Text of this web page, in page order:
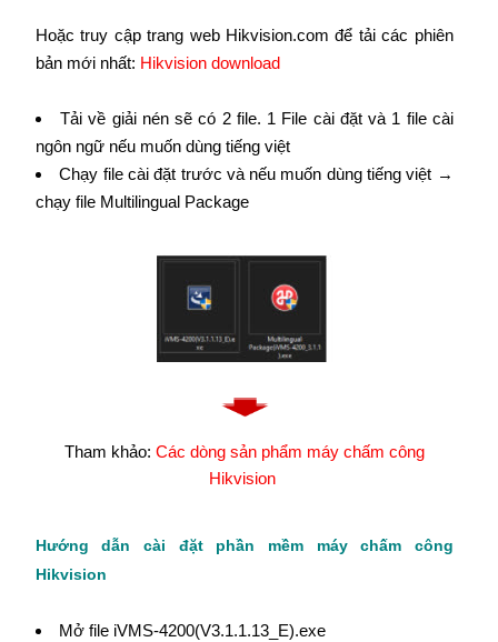
Hoặc truy cập trang web Hikvision.com để tải các phiên
bản mới nhất: Hikvision download
Tải về giải nén sẽ có 2 file. 1 File cài đặt và 1 file cài
ngôn ngữ nếu muốn dùng tiếng việt
Chạy file cài đặt trước và nếu muốn dùng tiếng việt →
chạy file Multilingual Package
Tham khảo: Các dòng sản phẩm máy chấm công
Hikvision
Hướng dẫn cài đặt phần mềm máy chấm công
Hikvision
Mở file iVMS-4200(V3.1.1.13_E).exe